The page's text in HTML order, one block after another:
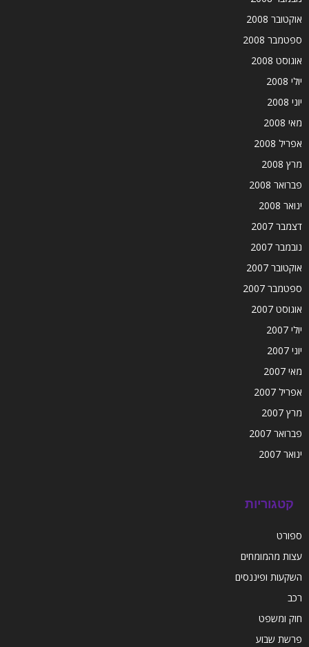
אוקטובר 2008
ספטמבר 2008
אוגוסט 2008
יולי 2008
יוני 2008
מאי 2008
אפריל 2008
מרץ 2008
פברואר 2008
ינואר 2008
דצמבר 2007
נובמבר 2007
אוקטובר 2007
ספטמבר 2007
אוגוסט 2007
יולי 2007
יוני 2007
מאי 2007
אפריל 2007
מרץ 2007
פברואר 2007
ינואר 2007
קטגוריות
ספורט
עצות מהמומחים
השקעות ופיננסים
רכב
חוק ומשפט
פרשת שבוע